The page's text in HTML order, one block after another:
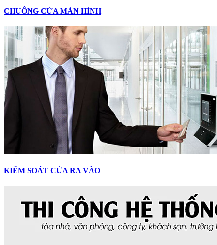
CHUÔNG CỬA MÀN HÌNH
KIỂM SOÁT CỬA RA VÀO